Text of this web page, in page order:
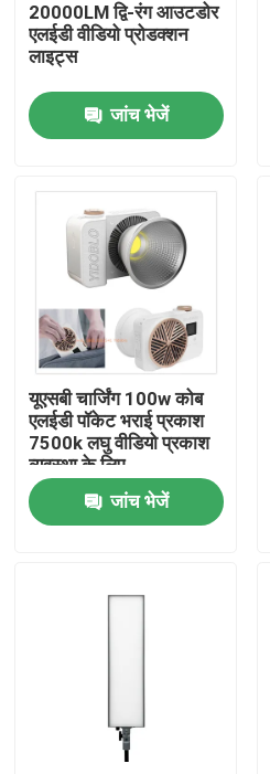
घर
वीडियो
हमारे बारे में
कारखाने का दौरा
गुणवत्ता नियंत्रण
एलईडी वीडियो स्टूडियो लाइट्स
20000LM द्वि-रंग आउटडोर
एलईडी वीडियो प्रोडक्शन
लाइट्स
जांच भेजें
यूएसबी चार्जिंग 100w कोब
एलईडी पॉकेट भराई प्रकाश
7500k लघु वीडियो प्रकाश
व्यवस्था के लिए
जांच भेजें